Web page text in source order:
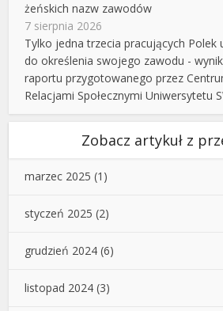
żeńskich nazw zawodów
7 sierpnia 2026
Tylko jedna trzecia pracujących
do określenia swojego zawodu -
raportu przygotowanego przez
Relacjami Społecznymi Uniwersytetu
Zobacz artykuł z
marzec 2025 (1)
styczeń 2025 (2)
grudzień 2024 (6)
listopad 2024 (3)